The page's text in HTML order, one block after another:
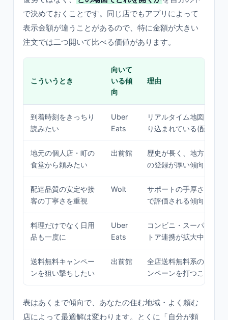
で決めておくことです。同じ店でもアプリによって
表示金額が違うことがあるので、特に金額が大きい
注文では二つ開いて比べる価値があります。
こういうとき
向いて
いる傾
向
理由
到着時刻をきっちり
読みたい
Uber
Eats
リアルタイム地図と到着
り込まれている(配車ア
地元の個人店・町の
食堂から頼みたい
出前館
歴史が長く、地方・郊外
の登録が厚い傾向
配達品質の安定や接
客の丁寧さを重視
Wolt
サポートの手厚さ・配達
で評価される傾向
料理だけでなく日用
品も一度に
Uber
Eats
コンビニ・スーパー・ド
トア連携が拡大中
送料無料キャンペー
ンを狙い撃ちしたい
出前館
全店送料無料系のまとま
ンペーンを打つことがあ
表はあくまで傾向で、あなたの住む地域・よく頼む
店によって最適解は変わります。とくに「自分が頼